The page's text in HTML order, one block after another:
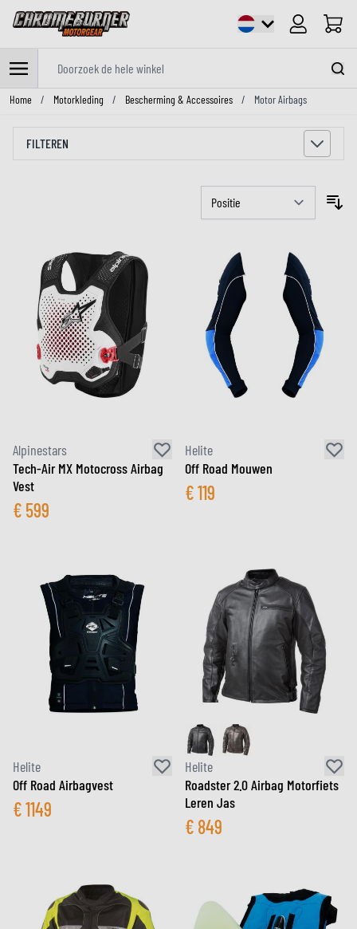
Cart
Ga naar de inhoud
Home / Motorkleding / Bescherming & Accessoires / Motor Airbags
FILTEREN
Alpinestars
Tech-Air MX Motocross Airbag
Vest
€ 599
Helite
Off Road Mouwen
€119
Helite
Off Road Airbagvest
€1149
Helite
Roadster 2.0 Airbag Motorfiets
Leren Jas
€ 849